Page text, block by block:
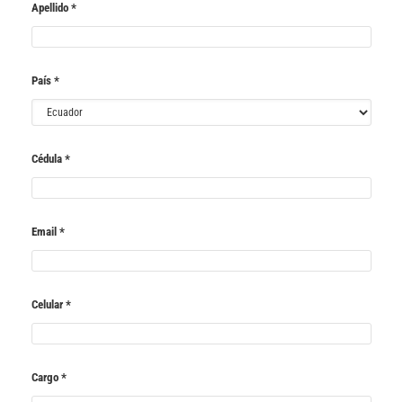
Apellido *
País *
Cédula *
Email *
Celular *
Cargo *